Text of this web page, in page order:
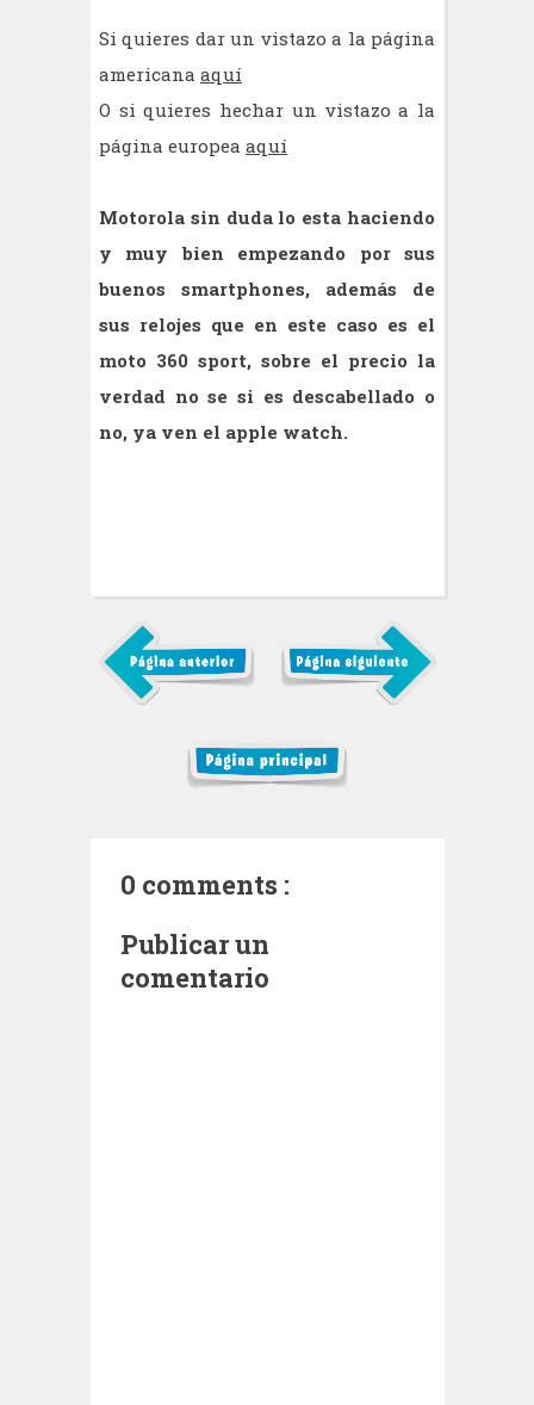
Si quieres dar un vistazo a la página
americana aquí
O si quieres hechar un vistazo a la
página europea aquí
Motorola sin duda lo esta haciendo
y muy bien empezando por sus
buenos smartphones, además de
sus relojes que en este caso es el
moto 360 sport, sobre el precio la
verdad no se si es descabellado o
no, ya ven el apple watch.
0 comments :
Publicar un
comentario